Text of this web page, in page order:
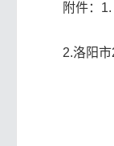
附件：
2.洛阳